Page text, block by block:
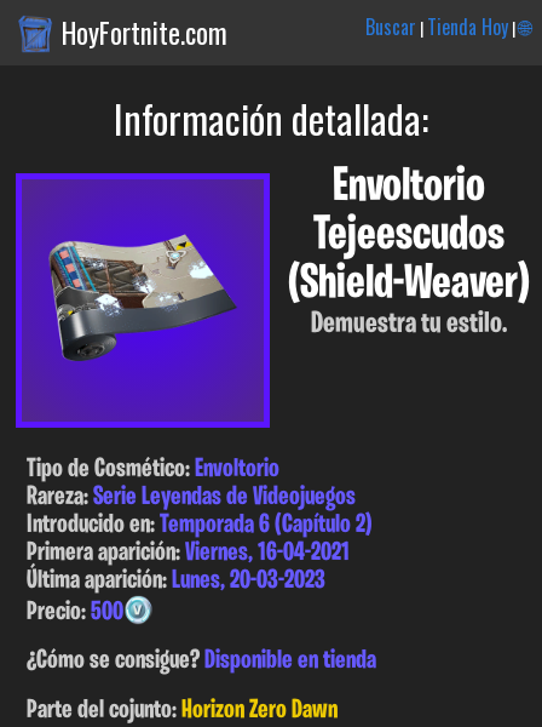
HoyFortnite.com Buscar |Tienda Hoy|🌐
Información detallada:
Envoltorio
Tejeescudos
(Shield-Weaver)
Demuestra tu estilo.
Tipo de Cosmético:Envoltorio
Rareza:Serie Leyendas de Videojuegos
Introducido en:Temporada 6 (Capítulo 2)
Primera aparición:Viernes, 16-04-2021
Última aparición:Lunes, 20-03-2023
Precio:500
¿Cómo se consigue?Disponible en tienda
Parte del cojunto:Horizon Zero Dawn